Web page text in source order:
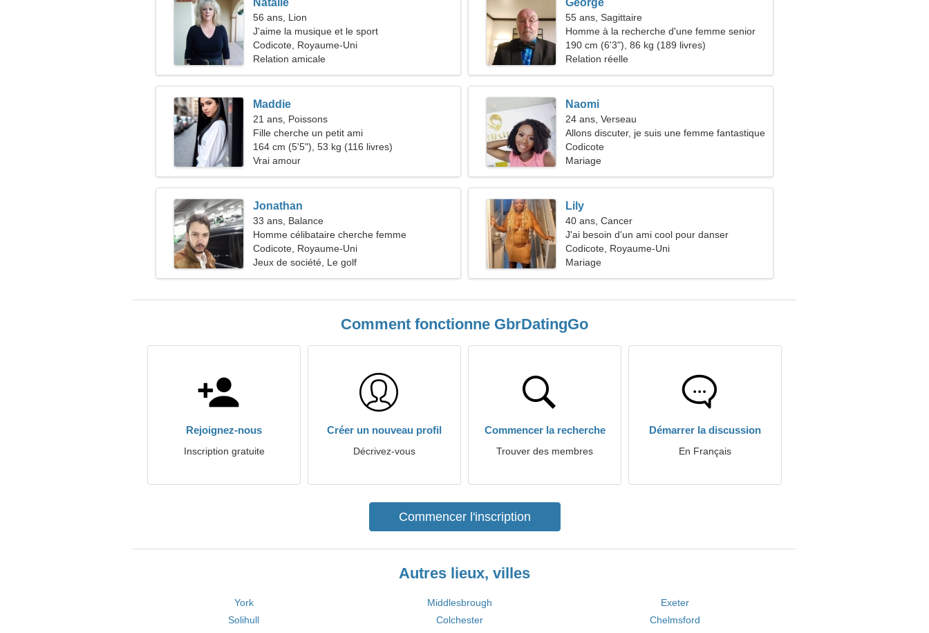
Natalie
56 ans, Lion
J'aime la musique et le sport
Codicote, Royaume-Uni
Relation amicale
George
55 ans, Sagittaire
Homme à la recherche d'une femme senior
47-50
190 cm (6'3"), 86 kg (189 livres)
Relation réelle
Maddie
21 ans, Poissons
Fille cherche un petit ami
164 cm (5'5"), 53 kg (116 livres)
Vrai amour
Naomi
24 ans, Verseau
Allons discuter, je suis une femme fantastique
Codicote
Mariage
Jonathan
33 ans, Balance
Homme célibataire cherche femme
Codicote, Royaume-Uni
Jeux de société, Le golf
Lily
40 ans, Cancer
J'ai besoin d'un ami cool pour danser
ensemble
Codicote, Royaume-Uni
Mariage
Comment fonctionne GbrDatingGo
Rejoignez-nous
Inscription gratuite
Créer un nouveau profil
Décrivez-vous
Commencer la recherche
Trouver des membres
Démarrer la discussion
En Français
Commencer l'inscription
Autres lieux, villes
York Middlesbrough
Exeter
Solihull
Colchester
Chelmsford